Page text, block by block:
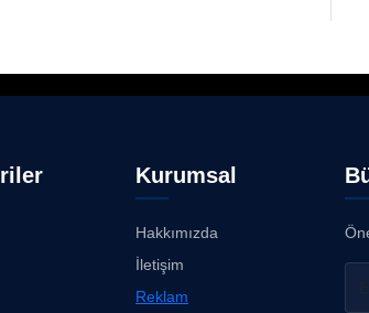
Kurumsal
Hakkımızda
İletişim
Reklam